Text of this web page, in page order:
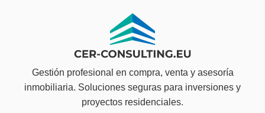
Gestión profesional en compra, venta y asesoría
inmobiliaria. Soluciones seguras para inversiones y
proyectos residenciales.